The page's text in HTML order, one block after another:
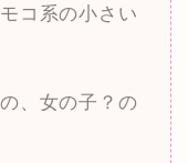
コ系の小さい
の、女の子？の